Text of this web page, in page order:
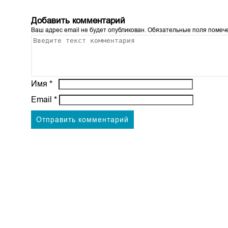
Добавить комментарий
Ваш адрес email не будет опубликован. Обязательные поля
Имя*
Email*